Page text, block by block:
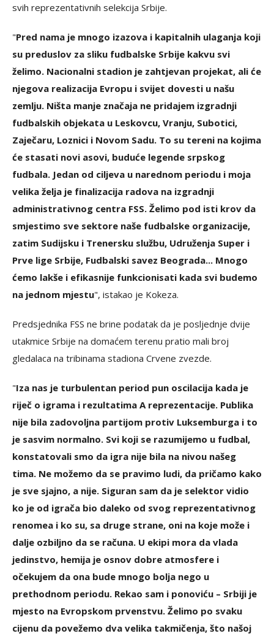
svih reprezentativnih selekcija Srbije.
"Pred nama je mnogo izazova i kapitalnih ulaganja koji
su preduslov za sliku fudbalske Srbije kakvu svi
želimo. Nacionalni stadion je zahtjevan projekat, ali će
njegova realizacija Evropu i svijet dovesti u našu
zemlju. Ništa manje značaja ne pridajem izgradnji
fudbalskih objekata u Leskovcu, Vranju, Subotici,
Zaječaru, Loznici i Novom Sadu. To su tereni na kojima
će stasati novi asovi, buduće legende srpskog
fudbala. Jedan od ciljeva u narednom periodu i moja
velika želja je finalizacija radova na izgradnji
administrativnog centra FSS. Želimo pod isti krov da
smjestimo sve sektore naše fudbalske organizacije,
zatim Sudijsku i Trenersku službu, Udruženja Super i
Prve lige Srbije, Fudbalski savez Beograda... Mnogo
ćemo lakše i efikasnije funkcionisati kada svi budemo
na jednom mjestu", istakao je Kokeza.
Predsjednika FSS ne brine podatak da je posljednje dvije
utakmice Srbije na domaćem terenu pratio mali broj
gledalaca na tribinama stadiona Crvene zvezde.
"Iza nas je turbulentan period pun oscilacija kada je
riječ o igrama i rezultatima A reprezentacije. Publika
nije bila zadovoljna partijom protiv Luksemburga i to
je sasvim normalno. Svi koji se razumijemo u fudbal,
konstatovali smo da igra nije bila na nivou našeg
tima. Ne možemo da se pravimo ludi, da pričamo kako
je sve sjajno, a nije. Siguran sam da je selektor vidio
ko je od igrača bio daleko od svog reprezentativnog
renomea i ko su, sa druge strane, oni na koje može i
dalje ozbiljno da se računa. U ekipi mora da vlada
jedinstvo, hemija je osnov dobre atmosfere i
očekujem da ona bude mnogo bolja nego u
prethodnom periodu. Rekao sam i ponoviću – Srbiji je
mjesto na Evropskom prvenstvu. Želimo po svaku
cijenu da povežemo dva velika takmičenja, što našoj